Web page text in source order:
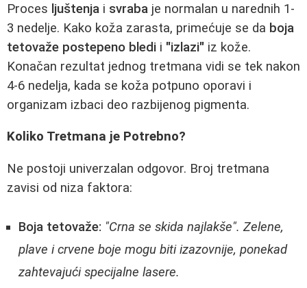
Proces ljuštenja i svraba je normalan u narednih 1-
3 nedelje. Kako koža zarasta, primećuje se da boja
tetovaže postepeno bledi i "izlazi" iz kože.
Konačan rezultat jednog tretmana vidi se tek nakon
4-6 nedelja, kada se koža potpuno oporavi i
organizam izbaci deo razbijenog pigmenta.
Koliko Tretmana je Potrebno?
Ne postoji univerzalan odgovor. Broj tretmana
zavisi od niza faktora:
Boja tetovaže: "Crna se skida najlakše". Zelene,
plave i crvene boje mogu biti izazovnije, ponekad
zahtevajući specijalne lasere.